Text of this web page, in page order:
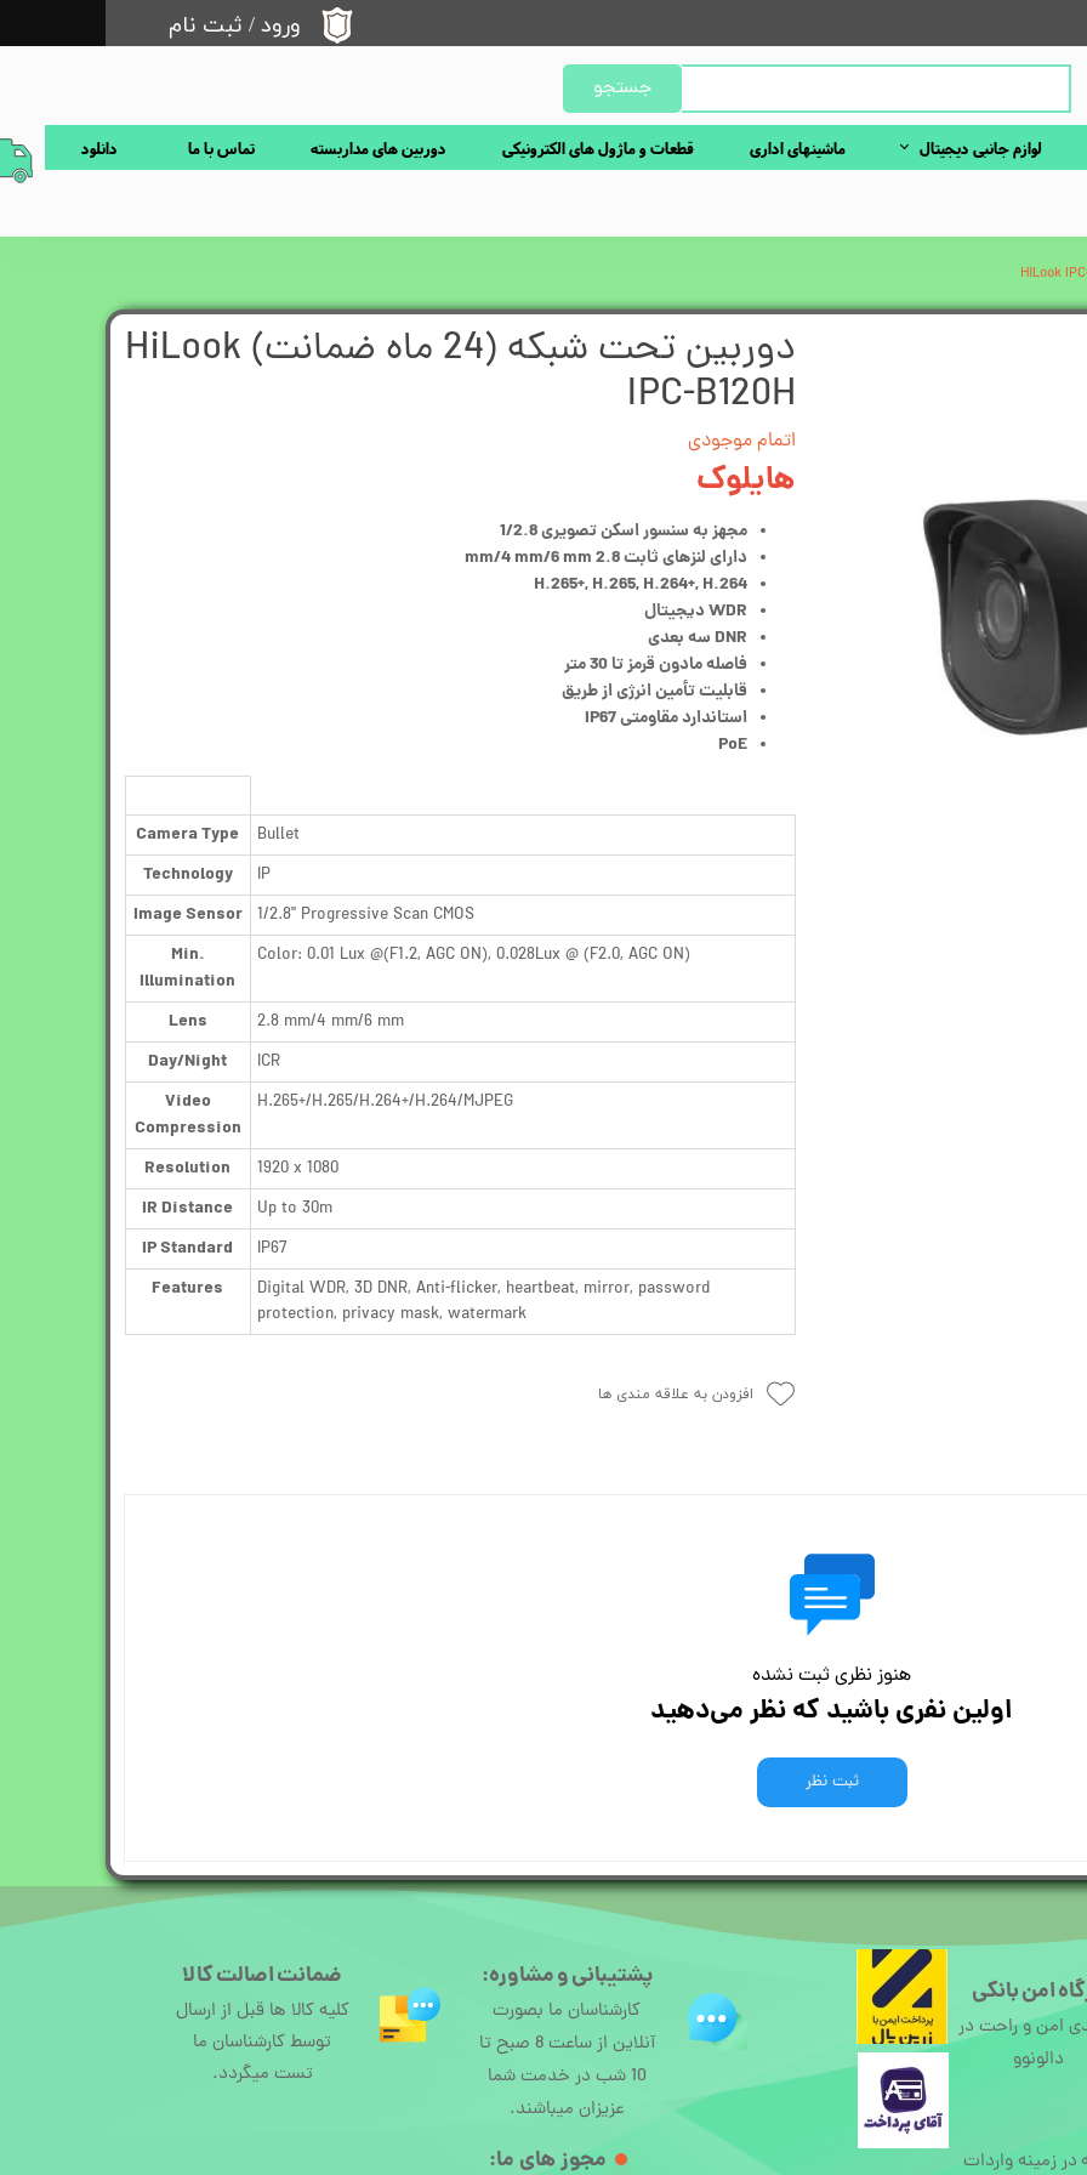
جستجو
لوازم جانبی دیجیتال ماشینهای اداری قطعات و ماژول های الکترونیکی دوربین های مداربسته تماس با ما دانلود
ورود / ثبت نام
سفارشات
دوربین تحت شبکه (24 ماه ضمانت) HiLook
IPC-B120H
اتمام موجودی
هایلوک
مجهز به سنسور اسکن تصویری 1/2.8
دارای لنزهای ثابت 2.8 mm/4 mm/6 mm
H.265+, H.265, H.264+, H.264
WDR دیجیتال
DNR سه بعدی
فاصله مادون قرمز تا 30 متر
قابلیت تأمین انرژی از طریق
استاندارد مقاومتی IP67
PoE
Camera Type Bullet
Technology IP
Image Sensor 1/2.8" Progressive Scan CMOS
Min.
Illumination
Color: 0.01 Lux @(F1.2, AGC ON), 0.028Lux @ (F2.0, AGC ON)
Lens 2.8 mm/4 mm/6 mm
Day/Night ICR
Video
Compression
H.265+/H.265/H.264+/H.264/MJPEG
Resolution 1920 x 1080
IR Distance Up to 30m
IP Standard IP67
Features
Digital WDR, 3D DNR, Anti-flicker, heartbeat, mirror, password
protection, privacy mask, watermark
افزودن به علاقه مندی ها
هنوز نظری ثبت نشده
اولین نفری باشید که نظر می‌دهید
ثبت نظر
در زمینه واردات
امن بانکی
امن و راحت در
دالونوو
پشتیبانی و مشاوره:
کارشناسان ما بصورت
آنلاین از ساعت 8 صبح تا
10 شب در خدمت شما
عزیزان میباشند.
ضمانت اصالت کالا
کلیه کالا ها قبل از ارسال
توسط کارشناسان ما
تست میگردد.
مجوز های ما:​